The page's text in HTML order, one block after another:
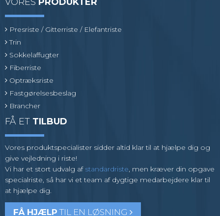
Presriste / Gitterriste / Elefantriste
Trin
Sokkelaffugter
Fiberriste
Optræksriste
Fastgørelsesbeslag
Brancher
FÅ ET TILBUD
Vores produktspecialister sidder altid klar til at hjælpe dig og
give vejledning i riste!
Vi har et stort udvalg af standardriste, men kræver din opgave
specialriste, så har vi et team af dygtige medarbejdere klar til
at hjælpe dig.
FÅ HJÆLP TIL EN LØSNING